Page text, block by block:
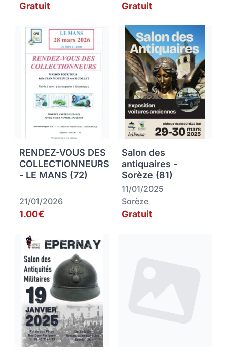
Gratuit Gratuit
RENDEZ-VOUS DES
COLLECTIONNEURS
- LE MANS (72)
21/01/2026
1.00€
Salon des
antiquaires -
Sorèze (81)
11/01/2025
Sorèze
Gratuit